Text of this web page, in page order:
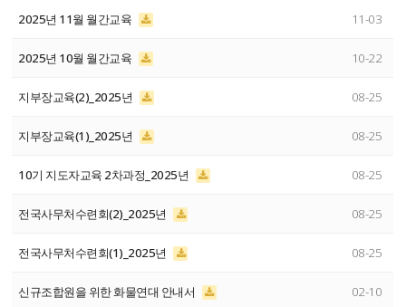
2025년 11월 월간교육 11-03
2025년 10월 월간교육 10-22
지부장교육(2)_2025년 08-25
지부장교육(1)_2025년 08-25
10기 지도자교육 2차과정_2025년 08-25
전국사무처수련회(2)_2025년 08-25
전국사무처수련회(1)_2025년 08-25
신규조합원을 위한 화물연대 안내서 02-10